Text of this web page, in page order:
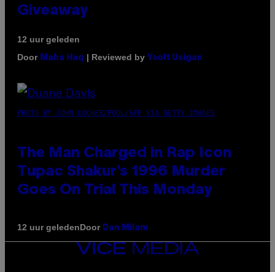
Giveaway
12 uur geleden
Door Maha Haq | Reviewed by Ysolt Usigan
PHOTO BY JOHN LOCHER/POOL/AFP VIA GETTY IMAGES
The Man Charged in Rap Icon
Tupac Shakur’s 1996 Murder
Goes On Trial This Monday
12 uur geledenDoor Dan Milam
VICE
MEDIA